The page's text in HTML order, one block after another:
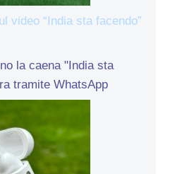
video “India sta facendo”
la caena "India sta
tramite WhatsApp